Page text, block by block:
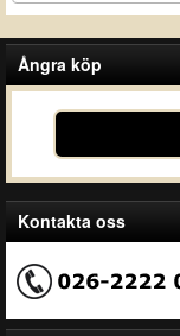
Ångra köp
Kontakta oss